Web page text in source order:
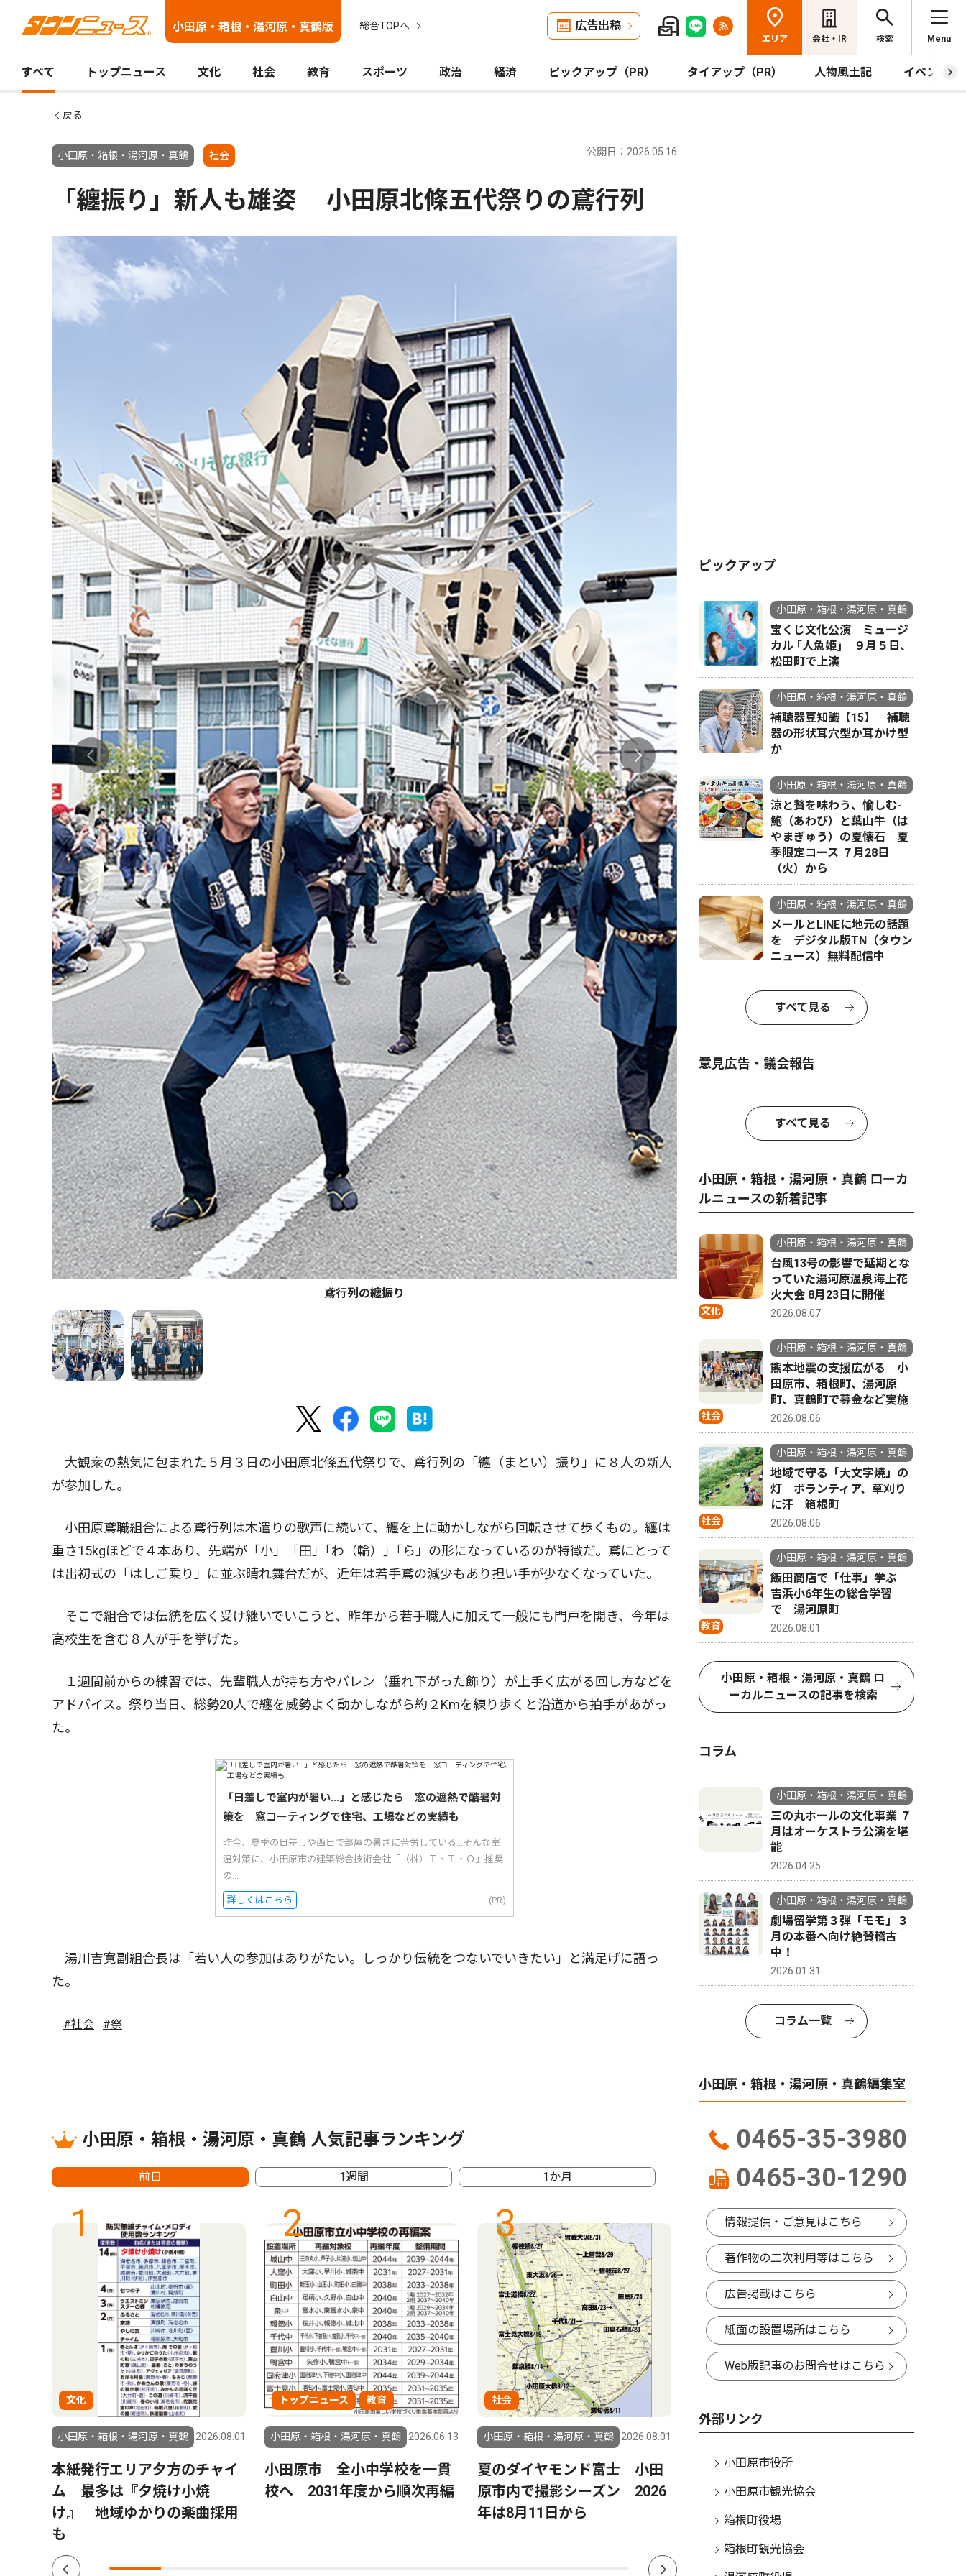
小田原・箱根・湯河原・真鶴版 総合TOPへ 広告出稿
エリア 会社・IR 検索 Menu
すべて トップニュース 文化 社会 教育 スポーツ 政治 経済 ピックアップ（PR） タイアップ（PR） 人物風土記 イベント
戻る
小田原・箱根・湯河原・真鶴 社会 公開日：2026.05.16
「纏振り」新人も雄姿 小田原北條五代祭りの鳶行列
鳶行列の纏振り
大観衆の熱気に包まれた５月３日の小田原北條五代祭りで、鳶行列の「纏（まとい）振り」に８人の新人
が参加した。
小田原鳶職組合による鳶行列は木遣りの歌声に続いて、纏を上に動かしながら回転させて歩くもの。纏は
重さ15kgほどで４本あり、先端が「小」「田」｢わ（輪）｣「ら」の形になっているのが特徴だ。鳶にとって
は出初式の「はしご乗り」に並ぶ晴れ舞台だが、近年は若手鳶の減少もあり担い手が少なくなっていた。
そこで組合では伝統を広く受け継いでいこうと、昨年から若手職人に加えて一般にも門戸を開き、今年は
高校生を含む８人が手を挙げた。
１週間前からの練習では、先輩職人が持ち方やバレン（垂れ下がった飾り）が上手く広がる回し方などを
アドバイス。祭り当日、総勢20人で纏を威勢よく動かしながら約２Kmを練り歩くと沿道から拍手があがっ
た。
「日差しで室内が暑い…」と感じたら 窓の遮熱で酷暑対
策を 窓コーティングで住宅、工場などの実績も
昨今、夏季の日差しや西日で部屋の暑さに苦労している...そんな室
温対策に、小田原市の建築総合技術会社「（株）Ｔ・Ｔ・Ｏ」推奨
の...
詳しくはこちら (PR)
湯川吉寛副組合長は「若い人の参加はありがたい。しっかり伝統をつないでいきたい」と満足げに語っ
た。
#社会 #祭
小田原・箱根・湯河原・真鶴 人気記事ランキング
前日 1週間 1か月
1
文化
小田原・箱根・湯河原・真鶴 2026.08.01
本紙発行エリア夕方のチャイ
ム 最多は『夕焼け小焼
け』 地域ゆかりの楽曲採用
も
2
トップニュース 教育
小田原・箱根・湯河原・真鶴 2026.06.13
小田原市 全小中学校を一貫
校へ 2031年度から順次再編
3
社会
小田原・箱根・湯河原・真鶴 2026.08.01
夏のダイヤモンド富士 小田
原市内で撮影シーズン 2026
年は8月11日から
4
小田原・箱根・湯河原・真鶴 2026.08.01
自宅便座に簡単設置 非常用
トイレ 備えは必須 ひとり１
日５回分目安
小田原・箱
ピックアップ
小田原・箱根・湯河原・真鶴
宝くじ文化公演 ミュージ
カル ｢人魚姫｣ ９月５日、
松田町で上演
小田原・箱根・湯河原・真鶴
補聴器豆知識【15】 補聴
器の形状耳穴型か耳かけ型
か
小田原・箱根・湯河原・真鶴
涼と贅を味わう、愉しむ-
鮑（あわび）と葉山牛（は
やまぎゅう）の夏懐石 夏
季限定コース ７月28日
（火）から
小田原・箱根・湯河原・真鶴
メールとLINEに地元の話題
を デジタル版TN（タウン
ニュース）無料配信中
すべて見る
意見広告・議会報告
すべて見る
小田原・箱根・湯河原・真鶴 ローカ
ルニュースの新着記事
文化
小田原・箱根・湯河原・真鶴
台風13号の影響で延期とな
っていた湯河原温泉海上花
火大会 8月23日に開催
2026.08.07
社会
小田原・箱根・湯河原・真鶴
熊本地震の支援広がる 小
田原市、箱根町、湯河原
町、真鶴町で募金など実施
2026.08.06
社会
小田原・箱根・湯河原・真鶴
地域で守る「大文字焼」の
灯 ボランティア、草刈り
に汗 箱根町
2026.08.06
教育
小田原・箱根・湯河原・真鶴
飯田商店で「仕事」学ぶ
吉浜小6年生の総合学習
で 湯河原町
2026.08.01
小田原・箱根・湯河原・真鶴 ロ
ーカルニュースの記事を検索
コラム
小田原・箱根・湯河原・真鶴
三の丸ホールの文化事業 ７
月はオーケストラ公演を堪
能
2026.04.25
小田原・箱根・湯河原・真鶴
劇場留学第３弾「モモ」３
月の本番へ向け絶賛稽古
中！
2026.01.31
コラム一覧
小田原・箱根・湯河原・真鶴編集室
0465-35-3980
0465-30-1290
情報提供・ご意見はこちら
著作物の二次利用等はこちら
広告掲載はこちら
紙面の設置場所はこちら
Web版記事のお問合せはこちら
外部リンク
小田原市役所
小田原市観光協会
箱根町役場
箱根町観光協会